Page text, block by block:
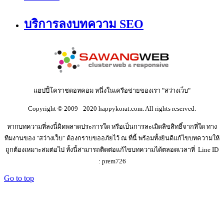
บริการลงบทความ SEO
แฮปปี้โคราชดอทคอม หนึ่งในเครือข่ายของเรา "สว่างเว็บ"
Copyright © 2009 - 2020 happykorat.com. All rights reserved.
หากบทความที่ลงนี้ผิดพลาดประการใด หรือเป็นการละเมิดลิขสิทธิ์จากที่ใด ทาง
ทีมงานของ "สว่างเว็บ" ต้องกราบขออภัยไว้ ณ ที่นี้ พร้อมทั้งยินดีแก้ไขบทความให้
ถูกต้องเหมาะสมต่อไป ทั้งนี้สามารถติดต่อแก้ไขบทความได้ตลอดเวลาที่ Line ID
: prem726
Go to top